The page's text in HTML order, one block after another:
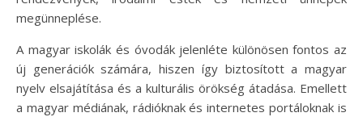
megünneplése.
A magyar iskolák és óvodák jelenléte különösen fontos az
új generációk számára, hiszen így biztosított a magyar
nyelv elsajátítása és a kulturális örökség átadása. Emellett
a magyar médiának, rádióknak és internetes portáloknak is